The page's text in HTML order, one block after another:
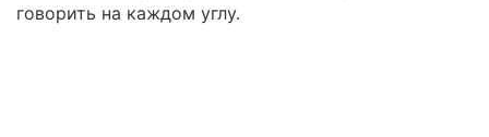
говорить на каждом углу.